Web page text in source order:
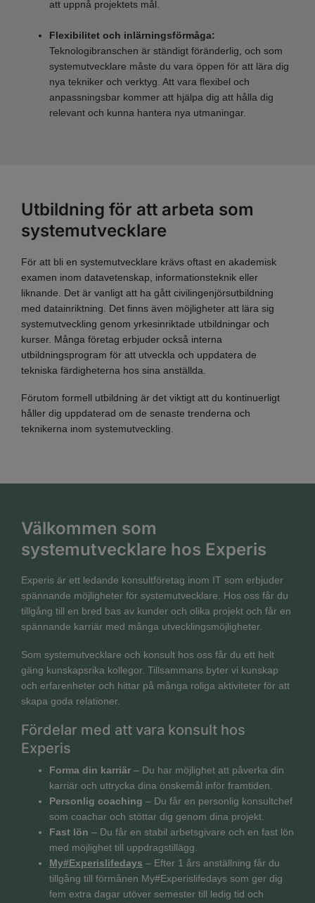
att uppnå projektets mål.
Flexibilitet och inlärningsförmåga:
Teknologibranschen är ständigt föränderlig, och som
systemutvecklare måste du vara öppen för att lära dig
nya tekniker och verktyg. Att vara flexibel och
anpassningsbar kommer att hjälpa dig att hålla dig
relevant och kunna hantera nya utmaningar.
Utbildning för att arbeta som
systemutvecklare
För att bli en systemutvecklare krävs oftast en akademisk
examen inom datavetenskap, informationsteknik eller
liknande. Det är vanligt att ha gått civilingenjörsutbildning
med datainriktning. Det finns även möjligheter att lära sig
systemutveckling genom yrkesinriktade utbildningar och
kurser. Många företag erbjuder också interna
utbildningsprogram för att utveckla och uppdatera de
tekniska färdigheterna hos sina anställda.
Förutom formell utbildning är det viktigt att du kontinuerligt
håller dig uppdaterad om de senaste trenderna och
teknikerna inom systemutveckling.
Välkommen som
systemutvecklare hos Experis
Experis är ett ledande konsultföretag inom IT som erbjuder
spännande möjligheter för systemutvecklare. Hos oss får du
tillgång till en bred bas av kunder och olika projekt och får en
spännande karriär med många utvecklingsmöjligheter.
Som systemutvecklare och konsult hos oss får du ett helt
gäng kunskapsrika kollegor. Tillsammans byter vi kunskap
och erfarenheter och hittar på många roliga aktiviteter för att
skapa goda relationer.
Fördelar med att vara konsult hos
Experis
Forma din karriär – Du har möjlighet att påverka din
karriär och uttrycka dina önskemål inför framtiden.
Personlig coaching – Du får en personlig konsultchef
som coachar och stöttar dig genom dina projekt.
Fast lön – Du får en stabil arbetsgivare och en fast lön
med möjlighet till uppdragstillägg.
My#Experislifedays – Efter 1 års anställning får du
tillgång till förmånen My#Experislifedays som ger dig
fem extra dagar utöver semester till ledig tid och